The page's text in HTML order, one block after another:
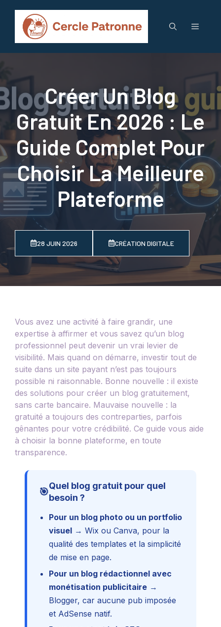
contenu
Menu
Créer Un Blog
Gratuit En 2026 : Le
Guide Complet Pour
Choisir La Meilleure
Plateforme
28 JUIN 2026 CRÉATION DIGITALE
Vous avez une activité à faire grandir, une
expertise à affirmer et vous savez qu’un blog
professionnel peut devenir un vrai levier de
visibilité. Mais quand on démarre, investir tout de
suite dans un site payant n’est pas toujours
possible ni raisonnable. Bonne nouvelle : il existe
des solutions pour créer un blog gratuitement,
sans carte bancaire. Mauvaise nouvelle : la
gratuité a toujours des contreparties, parfois
gênantes pour votre crédibilité. Ce guide vous aide
à choisir la bonne plateforme, en toute
transparence.
🎯
Quel blog gratuit pour quel
besoin ?
Pour un blog photo ou un portfolio
visuel → Wix ou Canva, pour la
qualité des templates et la simplicité
de mise en page.
Pour un blog rédactionnel avec
monétisation publicitaire →
Blogger, car aucune pub imposée
et AdSense natif.